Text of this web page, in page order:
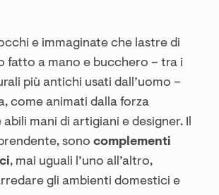
e immaginate che lastre di
fatto a mano e bucchero – tra i
più antichi usati dall’uomo –
come animati dalla forza
mani di artigiani e designer. Il
sono complementi
, mai uguali l’uno all’altro,
gli ambienti domestici e